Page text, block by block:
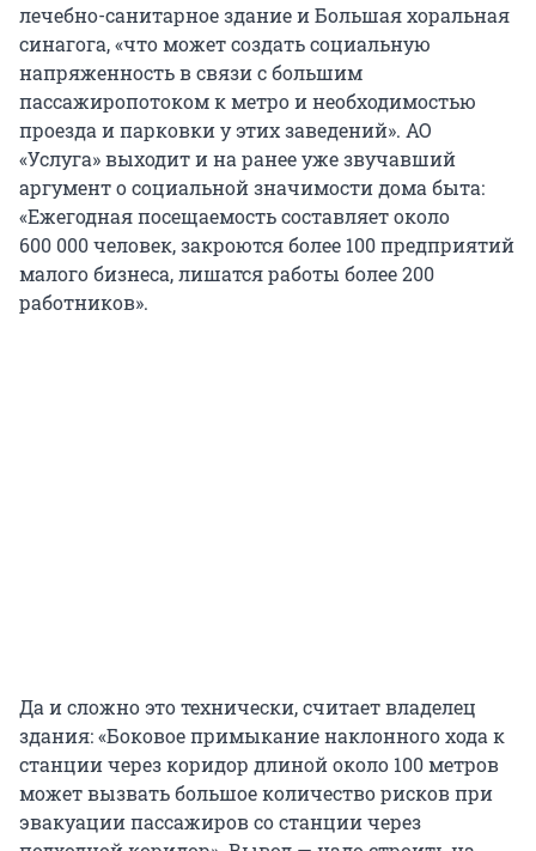
лечебно-санитарное здание и Большая хоральная
синагога, «что может создать социальную
напряженность в связи с большим
пассажиропотоком к метро и необходимостью
проезда и парковки у этих заведений». АО
«Услуга» выходит и на ранее уже звучавший
аргумент о социальной значимости дома быта:
«Ежегодная посещаемость составляет около
600 000 человек, закроются более 100 предприятий
малого бизнеса, лишатся работы более 200
работников».
Да и сложно это технически, считает владелец
здания: «Боковое примыкание наклонного хода к
станции через коридор длиной около 100 метров
может вызвать большое количество рисков при
эвакуации пассажиров со станции через